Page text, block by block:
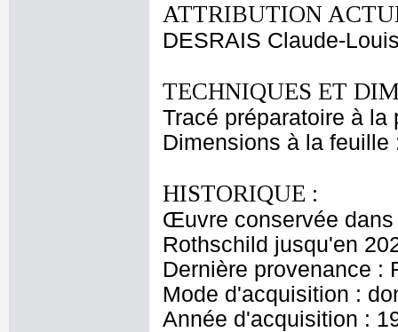
ATTRIBUTION
DESRAIS Claude-
TECHNIQUES ET
Tracé préparatoire à la
Dimensions à la
HISTORIQUE :
Œuvre conservée dans
Rothschild jusqu'en
Dernière provenance :
Mode d'acquisition :
Année d'acquisition :